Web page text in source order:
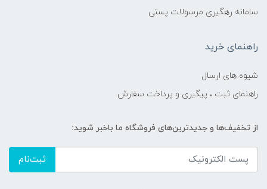
سامانه رهگیری مرسولات پستی
راهنمای خرید
شیوه های ارسال
راهنمای ثبت ، پیگیری و پرداخت سفارش
از تخفیف‌ها و جدیدترین‌های فروشگاه ما باخبر شوید:
ثبت‌نام